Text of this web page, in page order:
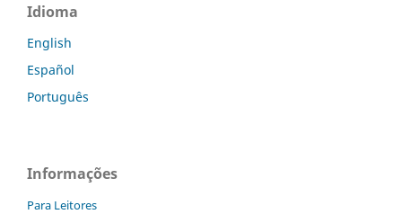
Idioma
English
Español
Português
Informações
Para Leitores